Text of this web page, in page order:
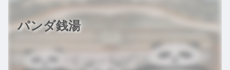
パンダ銭湯